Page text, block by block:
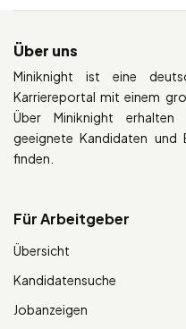
Über uns
Miniknight ist eine
Karriereportal mit einem
Über Miniknight erhalten
geeignete Kandidaten und
finden.
Für Arbeitgeber
Übersicht
Kandidatensuche
Jobanzeigen